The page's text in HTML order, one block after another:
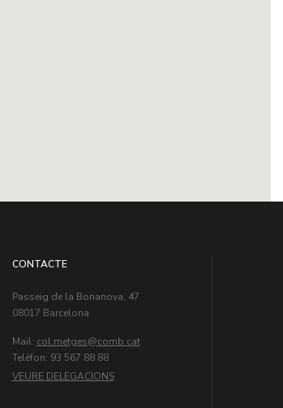
CONTACTE
Passeig de la Bonanova, 47
08017 Barcelona
Mail: col.metges
Teléfon: 93 567 88 88
VEURE DELEGACIONS